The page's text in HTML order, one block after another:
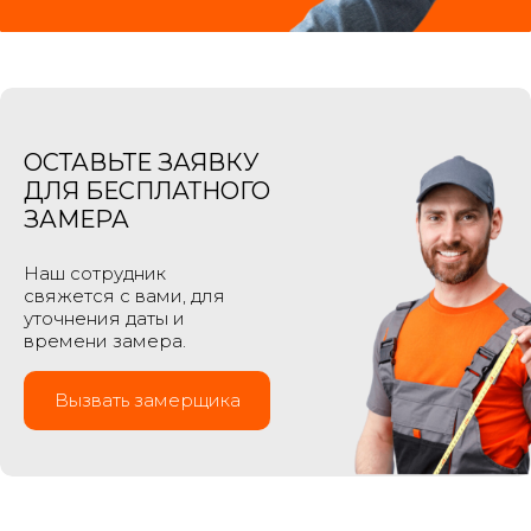
ОСТАВЬТЕ ЗАЯВКУ
ДЛЯ БЕСПЛАТНОГО
ЗАМЕРА
Наш сотрудник
свяжется с вами, для
уточнения даты и
времени замера.
Вызвать замерщика